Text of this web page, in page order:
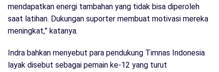
mendapatkan energi tambahan yang tidak bisa diperoleh
saat latihan. Dukungan suporter membuat motivasi mereka
meningkat,” katanya.
Indra bahkan menyebut para pendukung Timnas Indonesia
layak disebut sebagai pemain ke-12 yang turut